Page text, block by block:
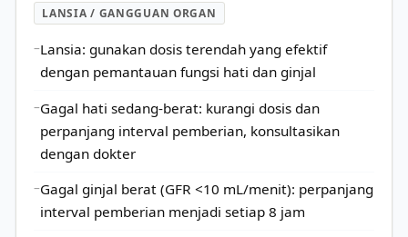
LANSIA / GANGGUAN ORGAN
Lansia: gunakan dosis terendah yang efektif
dengan pemantauan fungsi hati dan ginjal
Gagal hati sedang-berat: kurangi dosis dan
perpanjang interval pemberian, konsultasikan
dengan dokter
Gagal ginjal berat (GFR <10 mL/menit): perpanjang
interval pemberian menjadi setiap 8 jam